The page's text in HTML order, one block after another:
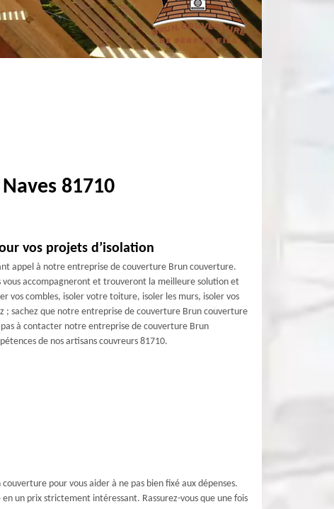
81710
vos projets d’isolation
appel à notre entreprise de couverture Brun couverture.
vous accompagneront et trouveront la meilleure solution et
vos combles, isoler votre toiture, isoler les murs, isoler vos
; sachez que notre entreprise de couverture Brun couverture
pas à contacter notre entreprise de couverture Brun
de nos artisans couvreurs 81710.
pour vous aider à ne pas bien fixé aux dépenses.
un prix strictement intéressant. Rassurez-vous que une fois